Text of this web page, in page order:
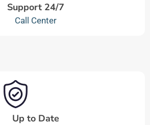
Support 24/7
Call Center
Up to Date